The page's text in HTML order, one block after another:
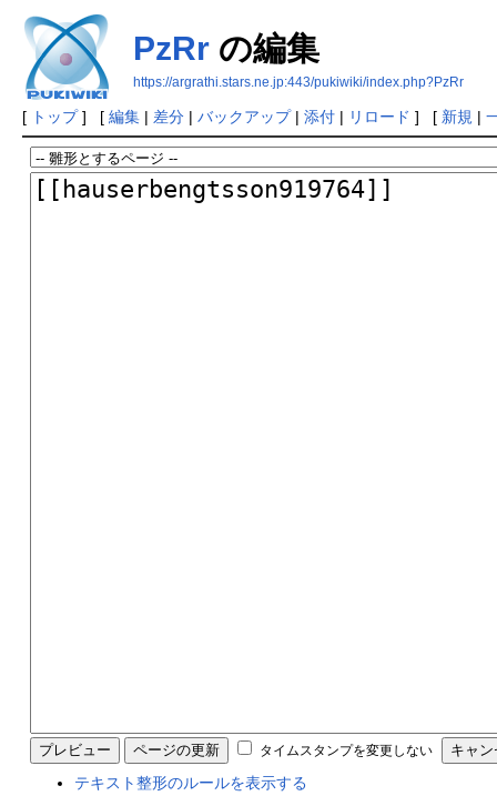
PzRrの編集
https://argrathi.stars.ne.jp:443/pukiwiki/index.php?PzRr
[ トップ] [ 編集| 差分| バックアップ| 添付| リロード ] [ 新規 |
タイムスタンプを変更しない
テキスト整形のルールを表示する